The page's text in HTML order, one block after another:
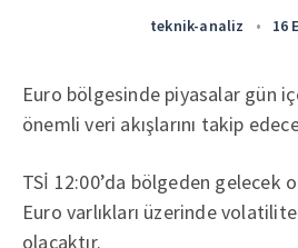
teknik-analiz • 16
Euro bölgesinde piyasalar gün
önemli veri akışlarını takip
TSİ 12:00’da bölgeden gelecek
Euro varlıkları üzerinde
olacaktır.